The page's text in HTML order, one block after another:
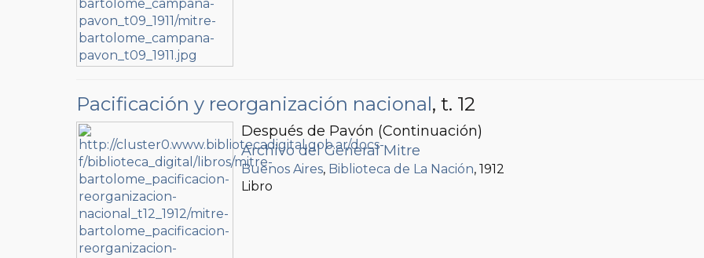
Pacificación y reorganización nacional, t. 12
Después de Pavón (Continuación)
Archivo del General Mitre
Buenos Aires, Biblioteca de La Nación, 1912
Libro